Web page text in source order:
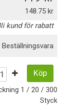
148.75
kund för rabatt
Beställningsvara
Köp
1 / 20 / 300
Styck